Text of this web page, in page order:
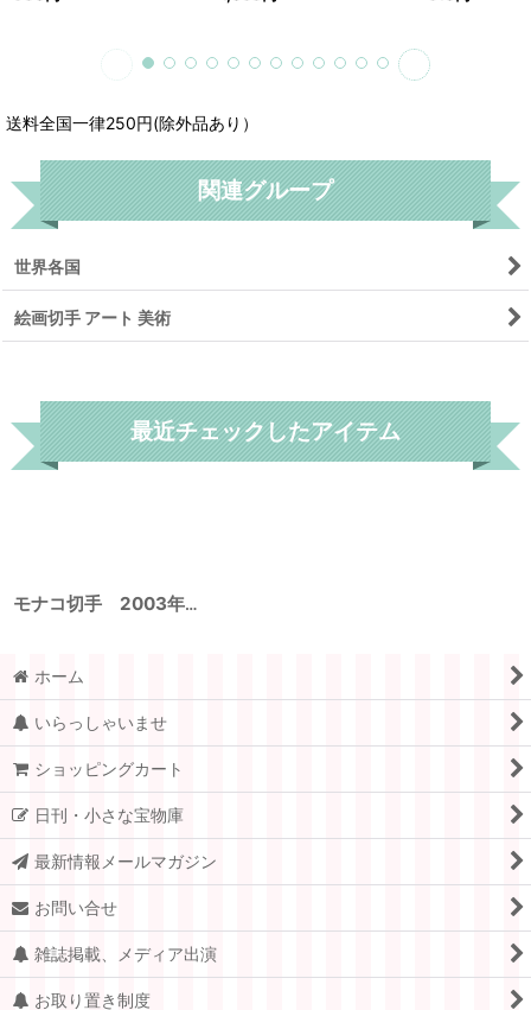
手 1969年 絵画 ミ
980 円
1989年 ヨーロッ
グリマル
絵画切手 アート 美術
ホーム
いらっしゃいませ
ショッピングカート
日刊・小さな宝物庫
最新情報メールマガジン